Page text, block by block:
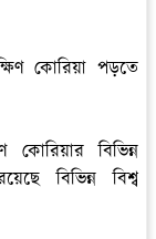
কোরিয়া পড়তে
বিভিন্ন
বিভিন্ন বিশ্ব